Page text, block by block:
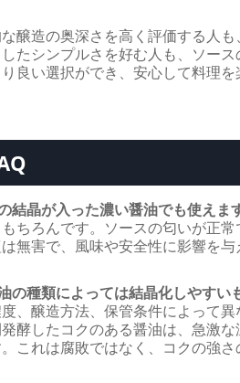
醸造の奥深さを高く評価する人
たシンプルさを好む人も、ソー
良い選択ができ、安心して料理を
結晶が入った濃い醤油でも使えま
ちろんです。ソースの匂いが正
無害で、風味や安全性に影響を与
の種類によっては結晶化しやすい
、醸造方法、保管条件によって異
酵したコクのある醤油は、急激
これは腐敗ではなく、コクの強さ